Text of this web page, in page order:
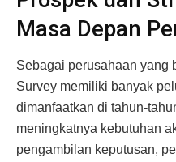
Masa Depan
Sebagai perusahaan yang
Survey memiliki banyak
dimanfaatkan di tahun-
meningkatnya kebutuhan
pengambilan keputusan,